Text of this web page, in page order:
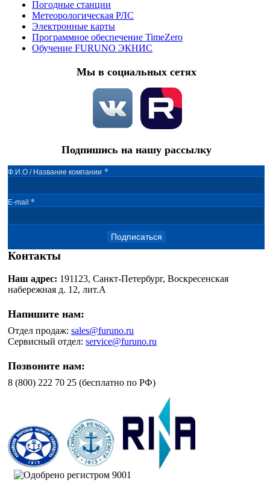
Погодные станции
Метеорологическая РЛС
Электронные карты
Программное обеспечение TimeZero
Обучение FURUNO ЭКНИС
Мы в социальных сетях
Подпишись на нашу рассылку
Ф.И.О / Название компании *
E-mail *
Подписаться
Контакты
Наш адрес: 191123, Санкт-Петербург, Воскресенская
набережная д. 12, лит.А
Напишите нам:
Отдел продаж:sales@furuno.ru
Сервисный отдел:service@furuno.ru
Позвоните нам:
8 (800) 222 70 25 (бесплатно по РФ)